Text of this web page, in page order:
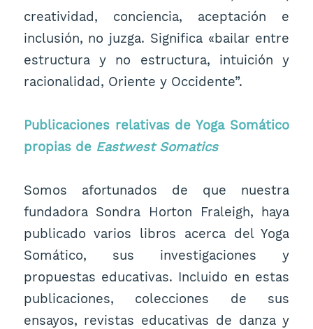
creatividad, conciencia, aceptación e
inclusión, no juzga. Significa «bailar entre
estructura y no estructura, intuición y
racionalidad, Oriente y Occidente”.
Publicaciones relativas de Yoga Somático
propias de Eastwest Somatics
Somos afortunados de que nuestra
fundadora Sondra Horton Fraleigh, haya
publicado varios libros acerca del Yoga
Somático, sus investigaciones y
propuestas educativas. Incluido en estas
publicaciones, colecciones de sus
ensayos, revistas educativas de danza y